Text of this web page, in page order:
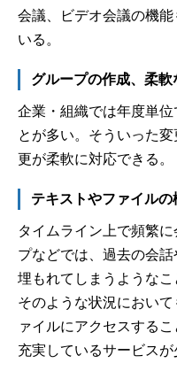
会議、ビデオ会議の機
いる。
グループの作成、柔軟
企業・組織では年度単
とが多い。そういった
更が柔軟に対応できる。
テキストやファイルの
タイムライン上で頻繁
プなどでは、過去の会
埋もれてしまうようなこ
そのような状況におい
ァイルにアクセスする
充実しているサービスが